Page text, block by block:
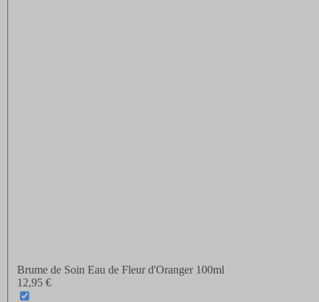
Brume de Soin Eau de Fleur d'Oranger 100ml
12,95 €